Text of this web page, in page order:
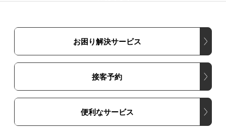
お困り解決サービス
接客予約
便利なサービス